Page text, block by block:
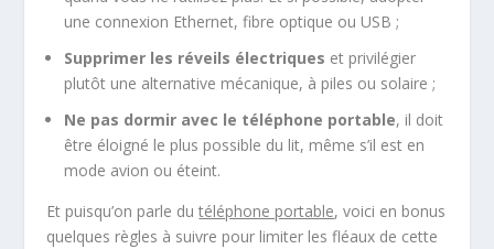
une connexion Ethernet, fibre optique ou USB ;
Supprimer les réveils électriques et privilégier
plutôt une alternative mécanique, à piles ou solaire ;
Ne pas dormir avec le téléphone portable, il doit
être éloigné le plus possible du lit, même s’il est en
mode avion ou éteint.
Et puisqu’on parle dutéléphone portable, voici en bonus
quelques règles à suivre pour limiter les fléaux de cette